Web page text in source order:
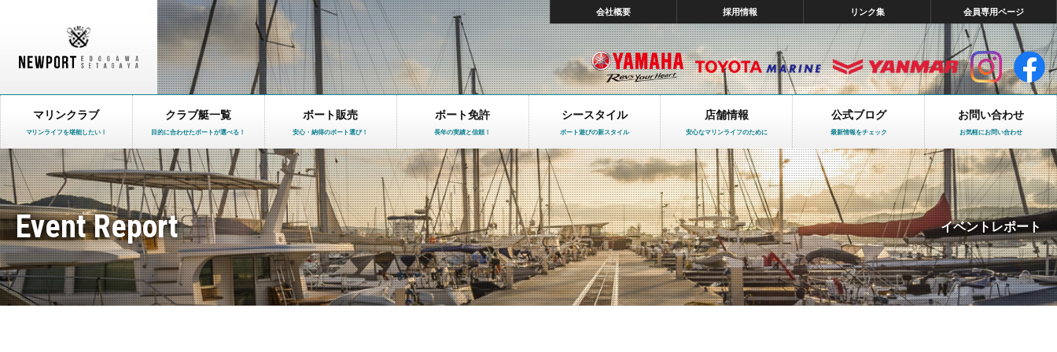
会社概要 採用情報 リンク集 会員専用ページ
マリンクラブ
マリンライフを堪能したい！
クラブ艇一覧
目的に合わせたボートが選べる！
ボート販売
安心・納得のボート選び！
ボート免許
長年の実績と信頼！
シースタイル
ボート遊びの新スタイル
店舗情報
安心なマリンライフのために
公式ブログ
最新情報をチェック
お問い合わせ
お気軽にお問い合わせ
Event Report イベントレポート